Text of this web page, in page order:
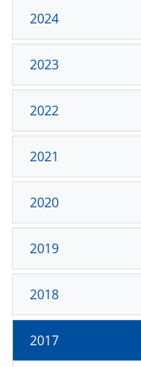
2024
2023
2022
2021
2020
2019
2018
2017